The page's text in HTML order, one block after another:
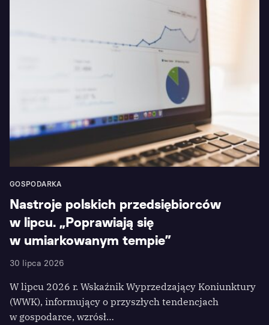
GOSPODARKA
Nastroje polskich przedsiębiorców
w lipcu. „Poprawiają się
w umiarkowanym tempie”
30 lipca 2026
W lipcu 2026 r. Wskaźnik Wyprzedzający Koniunktury
(WWK), informujący o przyszłych tendencjach
w gospodarce, wzrósł…